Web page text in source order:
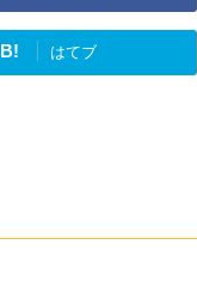
B! はてブ